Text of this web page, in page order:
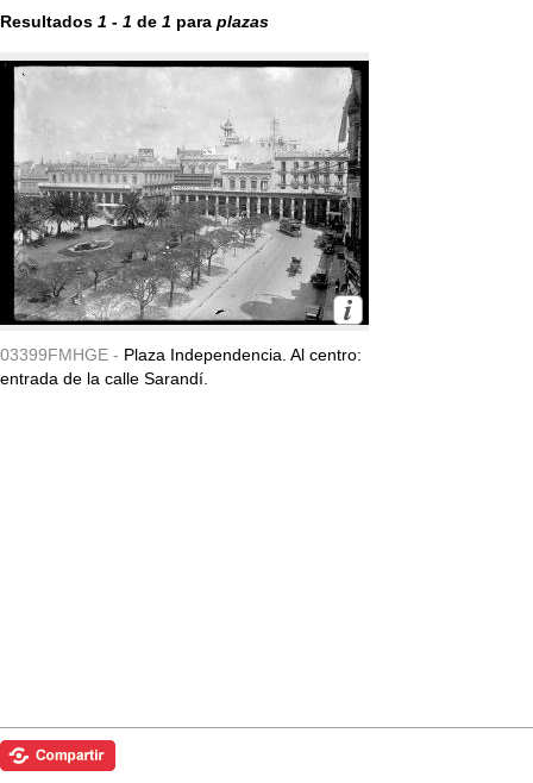
Resultados 1 - 1 de 1 para plazas
03399FMHGE - Plaza Independencia. Al centro:
entrada de la calle Sarandí.